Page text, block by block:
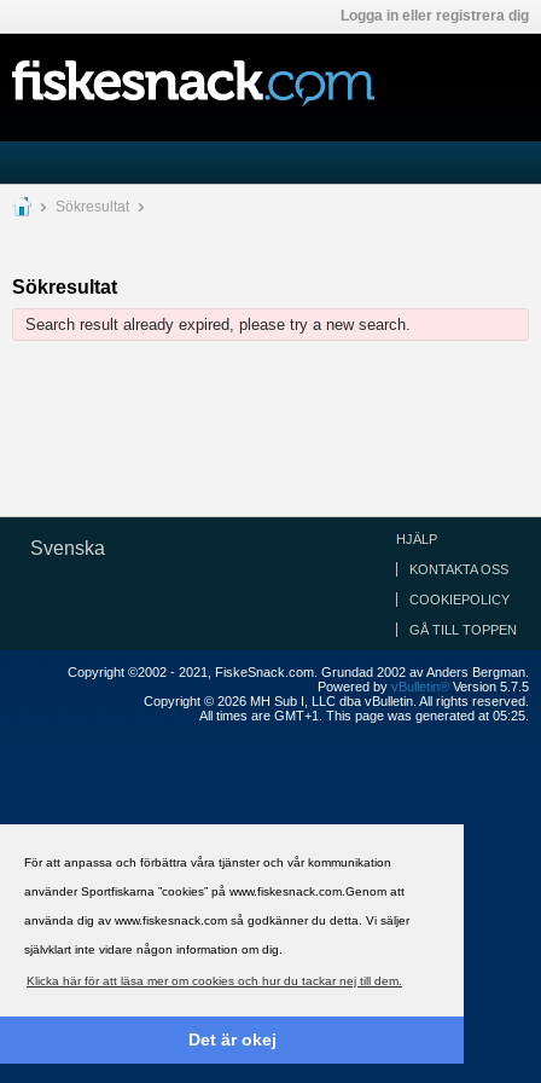
För att anpassa och förbättra våra tjänster och vår kommunikation
använder Sportfiskarna ”cookies” på www.fiskesnack.com.Genom att
använda dig av www.fiskesnack.com så godkänner du detta. Vi säljer
självklart inte vidare någon information om dig.
Klicka här för att läsa mer om cookies och hur du tackar nej till dem.
Det är okej
Logga in eller registrera dig
Sökresultat
Sökresultat
Search result already expired, please try a new search.
Svenska HJÄLP
KONTAKTA OSS
COOKIEPOLICY
GÅ TILL TOPPEN
Copyright ©2002 - 2021, FiskeSnack.com. Grundad 2002 av Anders Bergman.
Powered by vBulletin® Version 5.7.5
Copyright © 2026 MH Sub I, LLC dba vBulletin. All rights reserved.
All times are GMT+1. This page was generated at 05:25.